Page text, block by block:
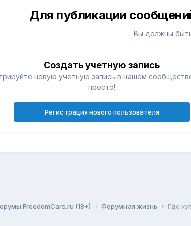
Для публикации
Вы должны
Создать учетную запись
новую учётную запись в нашем
просто!
Регистрация нового пользователя
FreedomCars.ru (18+) Форумная жизнь Где